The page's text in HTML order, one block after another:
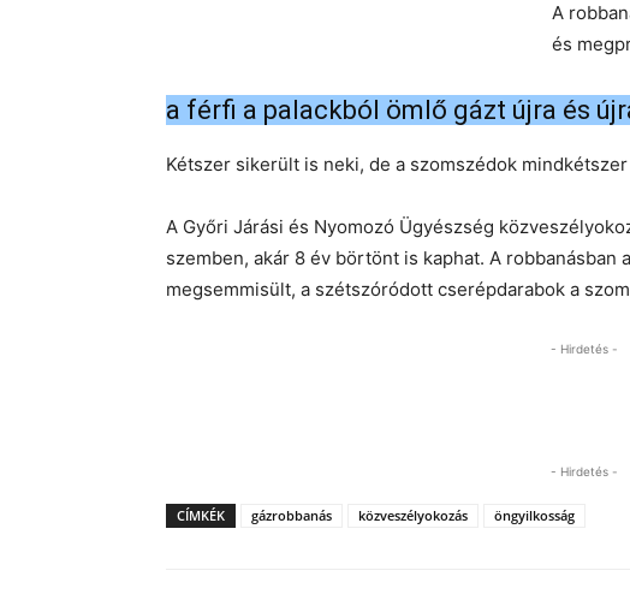
A
és
a férfi a palackból ömlő gázt újra és
Kétszer sikerült is neki, de a szomszédok
A Győri Járási és Nyomozó Ügyészség
szemben, akár 8 év börtönt is kaphat. A
megsemmisült, a szétszóródott cserépdarabok a
- Hirdetés -
- Hirdetés -
CÍMKÉK gázrobbanás közveszélyokozás öngyilkosság